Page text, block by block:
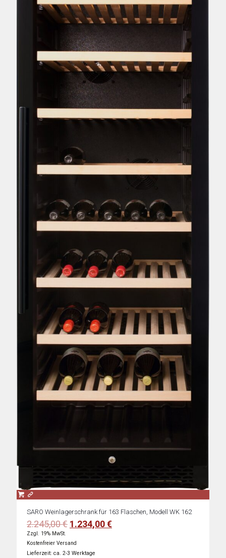
SARO Weinlagerschrank für 163 Flaschen, Modell WK 162
2.245,00€ Ursprünglicher
war:
2.245,00 €
1.234,00€Aktueller
Zzgl. 19% MwSt.
Kostenfreier Versand
Lieferzeit: ca. 2-3 Werktage